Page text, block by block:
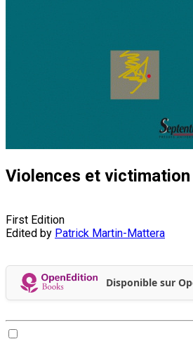
Violences et victimation
First Edition
Edited by Patrick Martin-Mattera
Disponible sur